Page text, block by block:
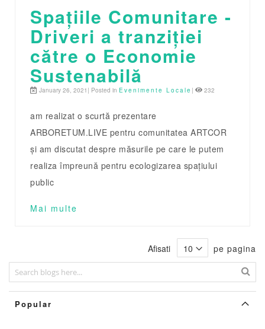
Spațiile Comunitare -
Driveri a tranziției
către o Economie
Sustenabilă
January 26, 2021| Posted in Evenimente Locale | 232
am realizat o scurtă prezentare
ARBORETUM.LIVE pentru comunitatea ARTCOR
și am discutat despre măsurile pe care le putem
realiza împreună pentru ecologizarea spațiului
public
Mai multe
Afisati pe pagina
Popular